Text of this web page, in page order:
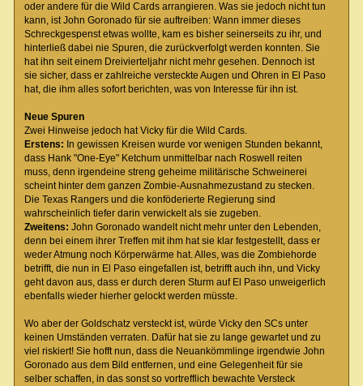
oder andere für die Wild Cards arrangieren. Was sie jedoch nicht tun
kann, ist John Goronado für sie auftreiben: Wann immer dieses
Schreckgespenst etwas wollte, kam es bisher seinerseits zu ihr, und
hinterließ dabei nie Spuren, die zurückverfolgt werden konnten. Sie
hat ihn seit einem Dreivierteljahr nicht mehr gesehen. Dennoch ist
sie sicher, dass er zahlreiche versteckte Augen und Ohren in El Paso
hat, die ihm alles sofort berichten, was von Interesse für ihn ist.
Neue Spuren
Zwei Hinweise jedoch hat Vicky für die Wild Cards.
Erstens: In gewissen Kreisen wurde vor wenigen Stunden bekannt,
dass Hank "One-Eye" Ketchum unmittelbar nach Roswell reiten
muss, denn irgendeine streng geheime militärische Schweinerei
scheint hinter dem ganzen Zombie-Ausnahmezustand zu stecken.
Die Texas Rangers und die konföderierte Regierung sind
wahrscheinlich tiefer darin verwickelt als sie zugeben.
Zweitens: John Goronado wandelt nicht mehr unter den Lebenden,
denn bei einem ihrer Treffen mit ihm hat sie klar festgestellt, dass er
weder Atmung noch Körperwärme hat. Alles, was die Zombiehorde
betrifft, die nun in El Paso eingefallen ist, betrifft auch ihn, und Vicky
geht davon aus, dass er durch deren Sturm auf El Paso unweigerlich
ebenfalls wieder hierher gelockt werden müsste.
Wo aber der Goldschatz versteckt ist, würde Vicky den SCs unter
keinen Umständen verraten. Dafür hat sie zu lange gewartet und zu
viel riskiert! Sie hofft nun, dass die Neuankömmlinge irgendwie John
Goronado aus dem Bild entfernen, und eine Gelegenheit für sie
selber schaffen, in das sonst so vortrefflich bewachte Versteck